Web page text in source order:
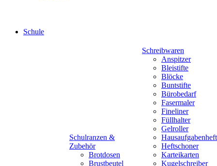
Schule
Schulranzen &
Zubehör
Brotdosen
Brustbeutel
Schreibwaren
Anspitzer
Bleistifte
Blöcke
Buntstifte
Bürobedarf
Fasermaler
Fineliner
Füllhalter
Gelroller
Hausaufgabenheft
Heftschoner
Karteikarten
Kugelschreiber